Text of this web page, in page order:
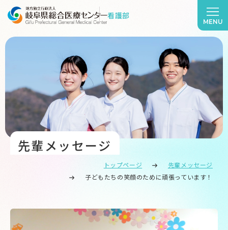
看護部
MENU
先輩メッセージ
トップページ
先輩メッセージ
子どもたちの笑顔のために頑張っています！
メッセージ紹介